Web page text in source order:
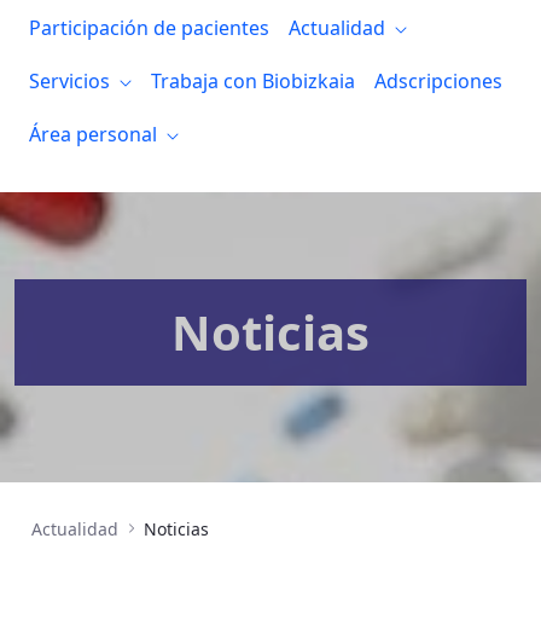
Participación de pacientes
Actualidad
Servicios
Trabaja con Biobizkaia
Adscripciones
Área personal
Noticias
Actualidad Noticias